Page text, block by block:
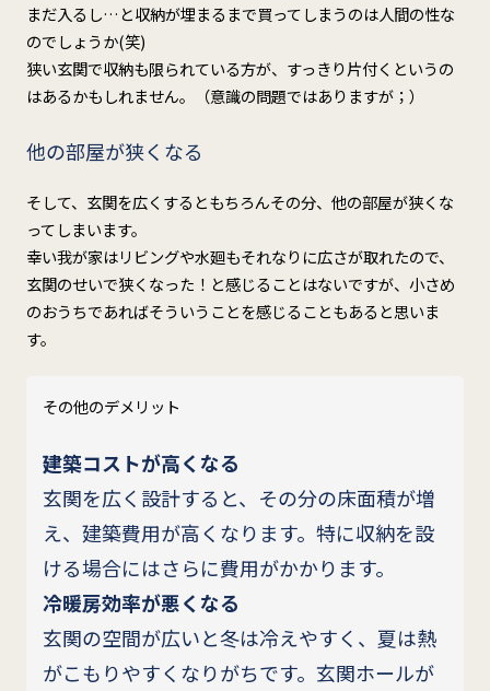
まだ入るし…と収納が埋まるまで買ってしまうのは人間の性な
のでしょうか(笑)
狭い玄関で収納も限られている方が、すっきり片付くというの
はあるかもしれません。（意識の問題ではありますが；）
他の部屋が狭くなる
そして、玄関を広くするともちろんその分、他の部屋が狭くな
ってしまいます。
幸い我が家はリビングや水廻もそれなりに広さが取れたので、
玄関のせいで狭くなった！と感じることはないですが、小さめ
のおうちであればそういうことを感じることもあると思いま
す。
その他のデメリット
建築コストが高くなる
玄関を広く設計すると、その分の床面積が増
え、建築費用が高くなります。特に収納を設
ける場合にはさらに費用がかかります。
冷暖房効率が悪くなる
玄関の空間が広いと冬は冷えやすく、夏は熱
がこもりやすくなりがちです。玄関ホールが